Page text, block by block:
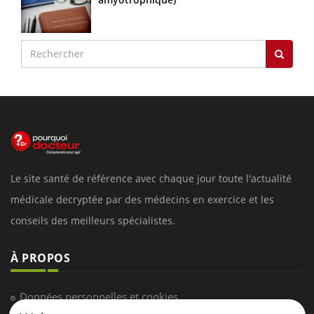
Le site santé de référence avec chaque jour toute l'actualité
médicale decryptée par des médecins en exercice et les
conseils des meilleurs spécialistes.
À PROPOS
Données personnelles et cookies